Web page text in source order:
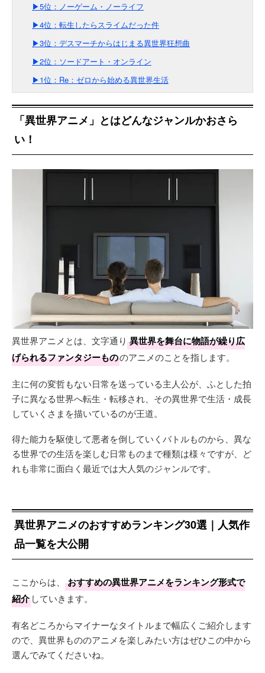
▶5位：ノーゲーム・ノーライフ
▶4位：転生したらスライムだった件
▶3位：デスマーチからはじまる異世界狂想曲
▶2位：ソードアート・オンライン
▶1位：Re：ゼロから始める異世界生活
「異世界アニメ」とはどんなジャンルかおさら
い！
異世界アニメとは、文字通り 異世界を舞台に物語が繰り広
げられるファンタジーもののアニメのことを指します。
主に何の変哲もない日常を送っている主人公が、ふとした拍
子に異なる世界へ転生・転移され、その異世界で生活・成長
していくさまを描いているのが王道。
得た能力を駆使して悪者を倒していくバトルものから、異な
る世界での生活を楽しむ日常ものまで種類は様々ですが、ど
れも非常に面白く最近では大人気のジャンルです。
異世界アニメのおすすめランキング30選｜人気作
品一覧を大公開
ここからは、
おすすめの異世界アニメをランキング形式で
紹介 していきます。
有名どころからマイナーなタイトルまで幅広くご紹介します
ので、異世界もののアニメを楽しみたい方はぜひこの中から
選んでみてくださいね。